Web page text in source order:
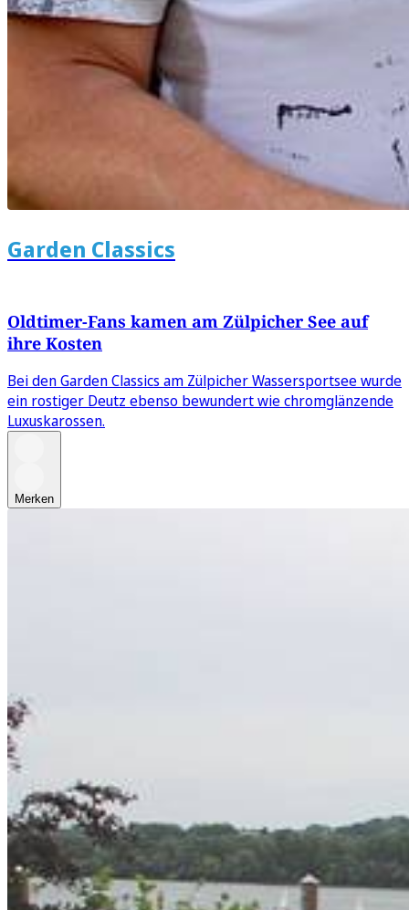
Garden Classics
Oldtimer-Fans kamen am Zülpicher See auf
ihre Kosten
Bei den Garden Classics am Zülpicher Wassersportsee wurde
ein rostiger Deutz ebenso bewundert wie chromglänzende
Luxuskarossen.
Merken